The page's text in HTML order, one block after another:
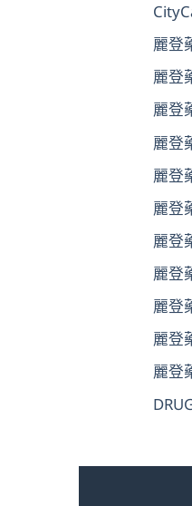
麗登
麗登
麗登
麗登
麗登
麗登
麗登
麗登
麗登
麗登
麗登